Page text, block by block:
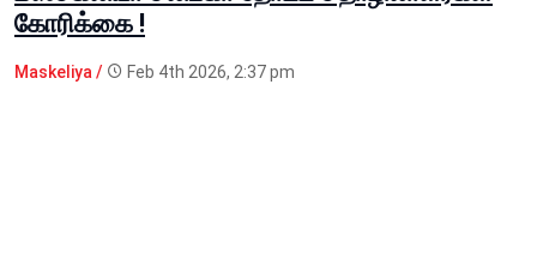
கோரிக்கை !
Maskeliya / Feb 4th 2026, 2:37 pm